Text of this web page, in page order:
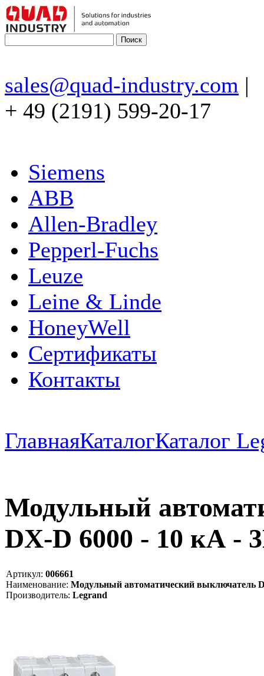
sales@quad-industry.com |
+ 49 (2191) 599-20-17
Siemens
ABB
Allen-Bradley
Pepperl-Fuchs
Leuze
Leine & Linde
HoneyWell
Сертификаты
Контакты
ГлавнаяКаталогКаталог
Модульный
DX-D 6000 - 10 кА -
Артикул: 006661
Наименование: Модульный автоматический выключатель
Производитель: Legrand